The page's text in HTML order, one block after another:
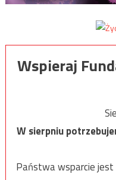
Wspieraj
W sierpniu
Państwa wsparcie jest